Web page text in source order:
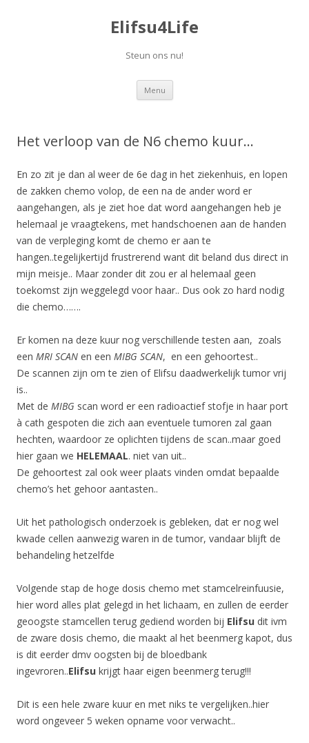
Elifsu4Life
Steun ons nu!
Menu Spring
inhoud
Het verloop van de N6 chemo kuur…
En zo zit je dan al weer de 6e dag in het ziekenhuis, en lopen
de zakken chemo volop, de een na de ander word er
aangehangen, als je ziet hoe dat word aangehangen heb je
helemaal je vraagtekens, met handschoenen aan de handen
van de verpleging komt de chemo er aan te
hangen..tegelijkertijd frustrerend want dit beland dus direct in
mijn meisje.. Maar zonder dit zou er al helemaal geen
toekomst zijn weggelegd voor haar.. Dus ook zo hard nodig
die chemo…….
Er komen na deze kuur nog verschillende testen aan, zoals
een MRI SCAN en een MIBG SCAN, en een gehoortest..
De scannen zijn om te zien of Elifsu daadwerkelijk tumor vrij
is..
Met de MIBG scan word er een radioactief stofje in haar port
à cath gespoten die zich aan eventuele tumoren zal gaan
hechten, waardoor ze oplichten tijdens de scan..maar goed
hier gaan we HELEMAAL. niet van uit..
De gehoortest zal ook weer plaats vinden omdat bepaalde
chemo’s het gehoor aantasten..
Uit het pathologisch onderzoek is gebleken, dat er nog wel
kwade cellen aanwezig waren in de tumor, vandaar blijft de
behandeling hetzelfde
Volgende stap de hoge dosis chemo met stamcelreinfuusie,
hier word alles plat gelegd in het lichaam, en zullen de eerder
geoogste stamcellen terug gediend worden bij Elifsu dit ivm
de zware dosis chemo, die maakt al het beenmerg kapot, dus
is dit eerder dmv oogsten bij de bloedbank
ingevroren..Elifsu krijgt haar eigen beenmerg terug!!!
Dit is een hele zware kuur en met niks te vergelijken..hier
word ongeveer 5 weken opname voor verwacht..